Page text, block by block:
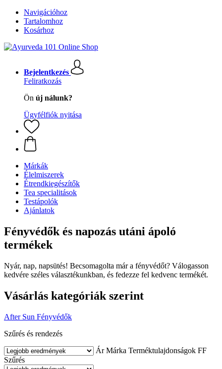
Navigációhoz
Tartalomhoz
Kosárhoz
Bejelentkezés
Feliratkozás
Ön új nálunk?
Ügyfélfiók nyitása
Márkák
Élelmiszerek
Étrendkiegészítők
Tea specialitások
Testápolók
Ajánlatok
Fényvédők és napozás utáni ápoló
termékek
Nyár, nap, napsütés! Becsomagolta már a fényvédőt? Válogasson
kedvére széles választékunkban, és fedezze fel kedvenc termékét.
Vásárlás kategóriák szerint
After Sun Fényvédők
Szűrés és rendezés
Ár Márka Terméktulajdonságok FF
Szűrés